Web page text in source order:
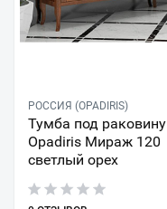
РОССИЯ (OPADIRIS)
Тумба под раковину
Opadiris Мираж 120
светлый орех